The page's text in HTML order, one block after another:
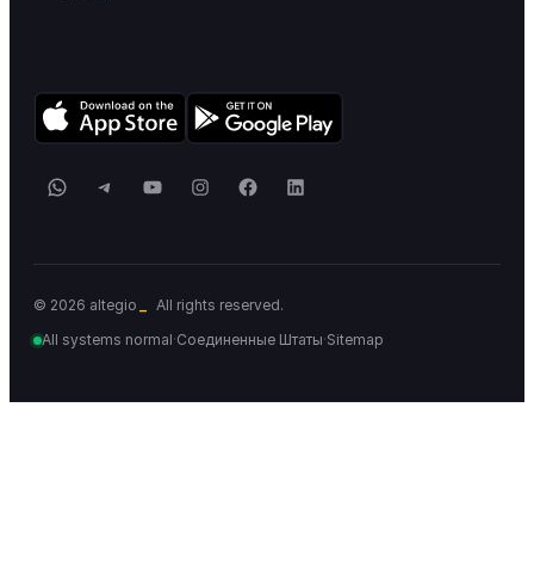
WhatsApp
TelegramYouTubeInstagram
FacebookLinkedIn
© 2026 altegio
All rights reserved.
All systems normal·Соединенные Штаты·Sitemap